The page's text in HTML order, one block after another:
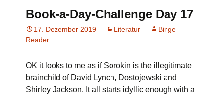
Book-a-Day-Challenge Day 17
17. Dezember 2019 Literatur
Binge
Reader
OK it looks to me as if Sorokin is the illegitimate
brainchild of David Lynch, Dostojewski and
Shirley Jackson. It all starts idyllic enough with a